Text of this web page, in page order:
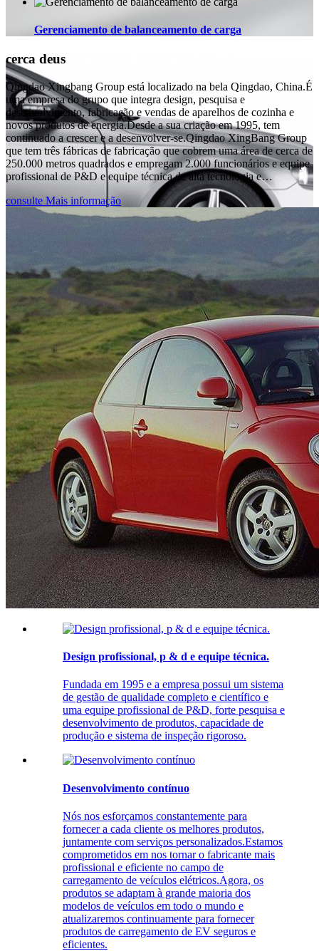
Gerenciamento de balanceamento de carga
cerca deus
Qingdao Xingbang Group está localizado na bela Qingdao, China.É
uma empresa do grupo que integra design, pesquisa e
desenvolvimento, fabricação e vendas de aparelhos de cozinha e
novos produtos de energia.Desde a sua criação em 1995, tem
continuado a crescer e a desenvolver-se.Qingdao XingBang Group
que tem três fábricas de fabricação que cobrem uma área de cerca de
250.000 metros quadrados e empregam 2.000 funcionários e equipe
profissional de P&D e equipe técnica de alta tecnologia e…
consulte Mais informação
Design profissional, p & d e equipe técnica.
Fundada em 1995 e a empresa possui um sistema
de gestão de qualidade completo e científico e
uma equipe profissional de P&D, forte pesquisa e
desenvolvimento de produtos, capacidade de
produção e sistema de inspeção rigoroso.
Desenvolvimento contínuo
Nós nos esforçamos constantemente para
fornecer a cada cliente os melhores produtos,
juntamente com serviços personalizados.Estamos
comprometidos em nos tornar o fabricante mais
profissional e eficiente no campo de
carregamento de veículos elétricos.Agora, os
produtos se adaptam à grande maioria dos
modelos de veículos em todo o mundo e
atualizaremos continuamente para fornecer
produtos de carregamento de EV seguros e
eficientes.